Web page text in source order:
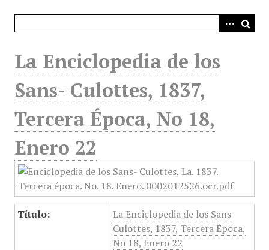
La Enciclopedia de los
Sans- Culottes, 1837,
Tercera Época, No 18,
Enero 22
Título:
La Enciclopedia de los Sans-
Culottes, 1837, Tercera Época,
No 18, Enero 22